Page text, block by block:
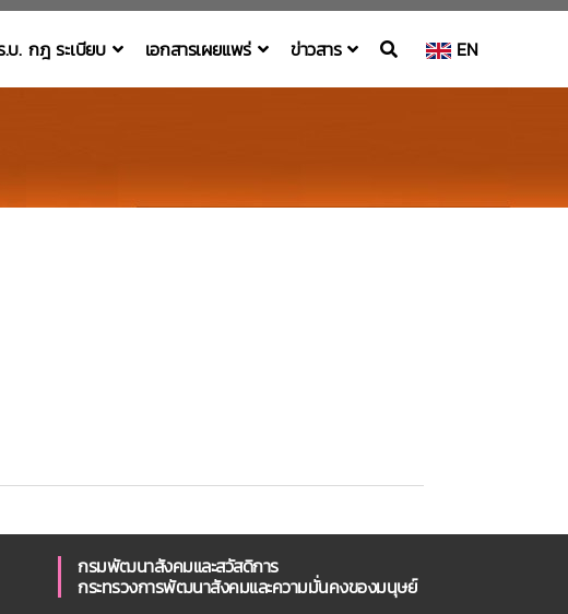
บ. กฎ ระเบียบ เอกสารเผยแพร่ ข่าวสาร EN
กรมพัฒนาสังคมและสวัสดิการ
กระทรวงการพัฒนาสังคมและความมั่นคงของมนุษย์